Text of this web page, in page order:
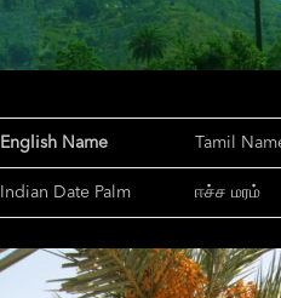
English Name Tamil
Indian Date Palm ஈச்ச மரம்